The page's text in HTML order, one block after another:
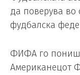
да поверува во
фудбалска
ФИФА го
Американецот